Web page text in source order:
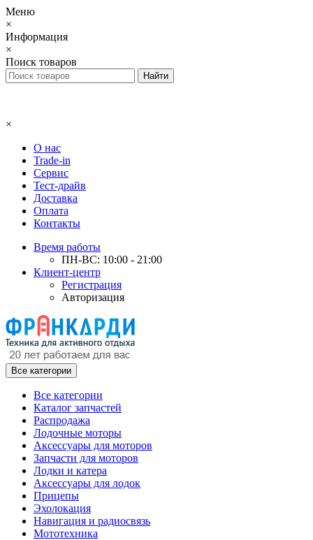
Меню
×
Информация
×
Поиск товаров
×
О нас
Trade-in
Сервис
Тест-драйв
Доставка
Оплата
Контакты
Время работы
ПН-ВС: 10:00 - 21:00
Клиент-центр
Регистрация
Авторизация
Все категории
Все категории
Каталог запчастей
Распродажа
Лодочные моторы
Аксессуары для моторов
Запчасти для моторов
Лодки и катера
Аксессуары для лодок
Прицепы
Эхолокация
Навигация и радиосвязь
Мототехника